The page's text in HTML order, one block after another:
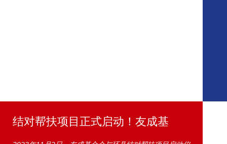
结对帮扶项目正式启动！友成基